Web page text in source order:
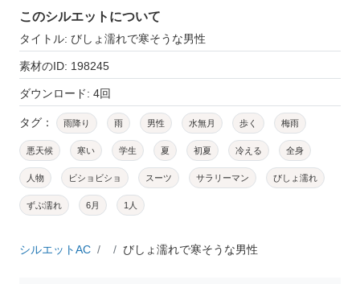
このシルエットについて
タイトル: びしょ濡れで寒そうな男性
素材のID: 198245
ダウンロード: 4回
タグ： 雨降り 雨 男性 水無月 歩く 梅雨
悪天候 寒い 学生 夏 初夏 冷える 全身
人物 ビショビショ スーツ サラリーマン びしょ濡れ
ずぶ濡れ 6月 1人
シルエットAC びしょ濡れで寒そうな男性